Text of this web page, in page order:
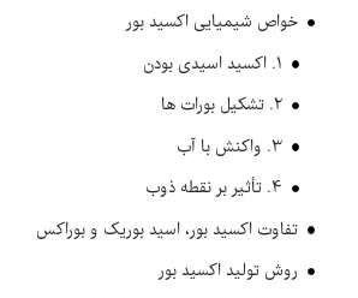
خواص شیمیایی اکسید بور
۱. اکسید اسیدی بودن
۲. تشکیل بورات ها
۳. واکنش با آب
۴. تأثیر بر نقطه ذوب
تفاوت اکسید بور، اسید بوریک و بوراکس
روش تولید اکسید بور